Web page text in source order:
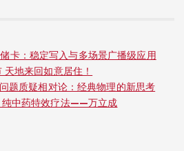
卡：稳定写入与多场景广播级应用
地来回如意居住！
题质疑相对论：经典物理的新思考
纯中药特效疗法——万立成